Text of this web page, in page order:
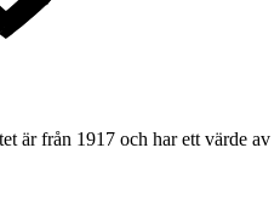
är från 1917 och har ett värde av